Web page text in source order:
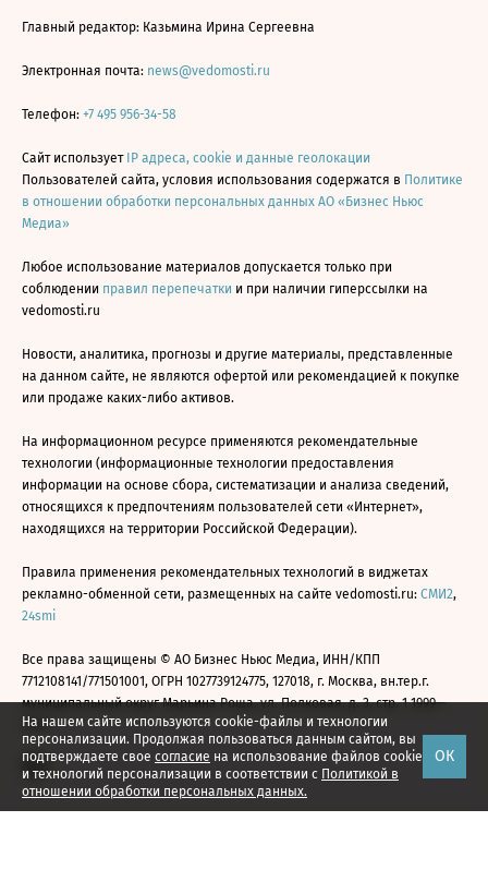
На нашем сайте используются cookie-файлы и технологии
персонализации. Продолжая пользоваться данным сайтом, вы
подтверждаете свое согласие на использование файлов cookie
и технологий персонализации в соответствии с Политикой в
отношении обработки персональных данных.
ОК
Главный редактор: Казьмина Ирина Сергеевна
Электронная почта: news@vedomosti.ru
Телефон: +7 495 956-34-58
Сайт использует IP адреса, cookie и данные геолокации
Пользователей сайта, условия использования содержатся в Политике
в отношении обработки персональных данных АО «Бизнес Ньюс
Медиа»
Любое использование материалов допускается только при
соблюдении правил перепечатки и при наличии гиперссылки на
vedomosti.ru
Новости, аналитика, прогнозы и другие материалы, представленные
на данном сайте, не являются офертой или рекомендацией к покупке
или продаже каких-либо активов.
На информационном ресурсе применяются рекомендательные
технологии (информационные технологии предоставления
информации на основе сбора, систематизации и анализа сведений,
относящихся к предпочтениям пользователей сети «Интернет»,
находящихся на территории Российской Федерации).
Правила применения рекомендательных технологий в виджетах
рекламно-обменной сети, размещенных на сайте vedomosti.ru: СМИ2,
24smi
Все права защищены © АО Бизнес Ньюс Медиа, ИНН/КПП
7712108141/771501001, ОГРН 1027739124775, 127018, г. Москва, вн.тер.г.
муниципальный округ Марьина Роща, ул. Полковая, д. 3, стр. 1 1999—
2026